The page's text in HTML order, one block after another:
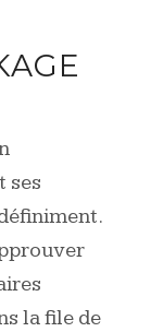
ses
la file de